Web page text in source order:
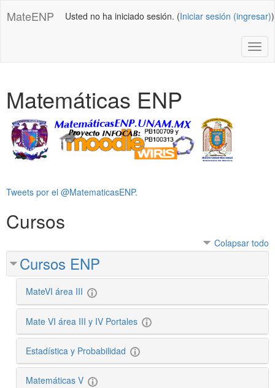
MateENP Usted no ha iniciado sesión. (Iniciar sesión (ingresar))
Matemáticas ENP
Tweets por el @MatematicasENP.
cursos
Cursos
Colapsar todo
Cursos ENP
MateVI área III
Mate VI área III y IV Portales
Estadística y Probabilidad
Matemáticas V